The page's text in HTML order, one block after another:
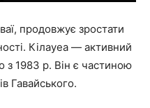
продовжує зростати
Кілауеа — активний
з 1983 р. Він є частиною
Гавайського.